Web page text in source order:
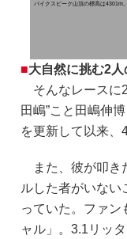
パイクスピーク山頂の標高は4301m
■大自然に挑む2人
そんなレースに
田嶋”こと田嶋伸
を更新して以来、
また、彼が叩き
ルした者がいない
っていた。ファ
ャル」。3.1リッ